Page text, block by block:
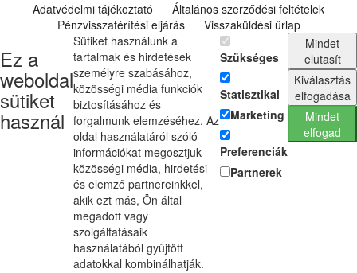
Adatvédelmi tájékoztató
Általános szerződési feltételek
Pénzvisszatérítési eljárás
Visszaküldési űrlap
Ez a
weboldal
sütiket
használ
Sütiket használunk a
tartalmak és hirdetések
személyre szabásához,
közösségi média funkciók
biztosításához és
forgalmunk elemzéséhez. Az
oldal használatáról szóló
információkat megosztjuk
közösségi média, hirdetési
és elemző partnereinkkel,
akik ezt más, Ön által
megadott vagy
szolgáltatásaik
használatából gyűjtött
adatokkal kombinálhatják.
Szükséges
Statisztikai
Marketing
Preferenciák
Partnerek
Mindet
elutasít
Kiválasztás
elfogadása
Mindet
elfogad